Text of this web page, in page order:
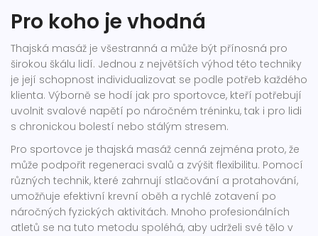
Pro koho je vhodná
Thajská masáž je všestranná a může být přínosná pro
širokou škálu lidí. Jednou z největších výhod této techniky
je její schopnost individualizovat se podle potřeb každého
klienta. Výborně se hodí jak pro sportovce, kteří potřebují
uvolnit svalové napětí po náročném tréninku, tak i pro lidi
s chronickou bolestí nebo stálým stresem.
Pro sportovce je thajská masáž cenná zejména proto, že
může podpořit regeneraci svalů a zvýšit flexibilitu. Pomocí
různých technik, které zahrnují stlačování a protahování,
umožňuje efektivní krevní oběh a rychlé zotavení po
náročných fyzických aktivitách. Mnoho profesionálních
atletů se na tuto metodu spoléhá, aby udrželi své tělo v